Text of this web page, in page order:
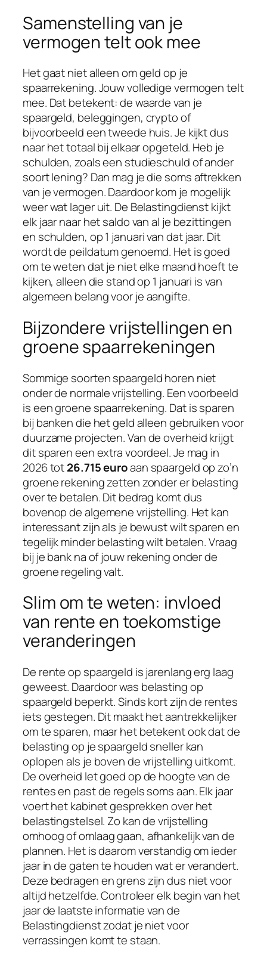
Samenstelling van je
vermogen telt ook mee
Het gaat niet alleen om geld op je
spaarrekening. Jouw volledige vermogen telt
mee. Dat betekent: de waarde van je
spaargeld, beleggingen, crypto of
bijvoorbeeld een tweede huis. Je kijkt dus
naar het totaal bij elkaar opgeteld. Heb je
schulden, zoals een studieschuld of ander
soort lening? Dan mag je die soms aftrekken
van je vermogen. Daardoor kom je mogelijk
weer wat lager uit. De Belastingdienst kijkt
elk jaar naar het saldo van al je bezittingen
en schulden, op 1 januari van dat jaar. Dit
wordt de peildatum genoemd. Het is goed
om te weten dat je niet elke maand hoeft te
kijken, alleen die stand op 1 januari is van
algemeen belang voor je aangifte.
Bijzondere vrijstellingen en
groene spaarrekeningen
Sommige soorten spaargeld horen niet
onder de normale vrijstelling. Een voorbeeld
is een groene spaarrekening. Dat is sparen
bij banken die het geld alleen gebruiken voor
duurzame projecten. Van de overheid krijgt
dit sparen een extra voordeel. Je mag in
2026 tot26.715 euroaan spaargeld op zo’n
groene rekening zetten zonder er belasting
over te betalen. Dit bedrag komt dus
bovenop de algemene vrijstelling. Het kan
interessant zijn als je bewust wilt sparen en
tegelijk minder belasting wilt betalen. Vraag
bij je bank na of jouw rekening onder de
groene regeling valt.
Slim om te weten: invloed
van rente en toekomstige
veranderingen
De rente op spaargeld is jarenlang erg laag
geweest. Daardoor was belasting op
spaargeld beperkt. Sinds kort zijn de rentes
iets gestegen. Dit maakt het aantrekkelijker
om te sparen, maar het betekent ook dat de
belasting op je spaargeld sneller kan
oplopen als je boven de vrijstelling uitkomt.
De overheid let goed op de hoogte van de
rentes en past de regels soms aan. Elk jaar
voert het kabinet gesprekken over het
belastingstelsel. Zo kan de vrijstelling
omhoog of omlaag gaan, afhankelijk van de
plannen. Het is daarom verstandig om ieder
jaar in de gaten te houden wat er verandert.
Deze bedragen en grens zijn dus niet voor
altijd hetzelfde. Controleer elk begin van het
jaar de laatste informatie van de
Belastingdienst zodat je niet voor
verrassingen komt te staan.